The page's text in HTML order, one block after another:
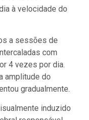
à velocidade do
a sessões de
com
4 vezes por dia.
amplitude do
gradualmente.
induzido